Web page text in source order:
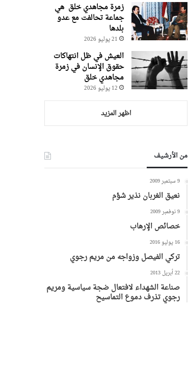
زمرة مجاهدي خلق هي
جماعة تحالفت مع عدو
بلدها
21 يوليو 2026
العيش في ظل انتهاكات
حقوق الإنسان في زمرة
مجاهدي خلق
12 يوليو 2026
اظهر المزيد
من الأرشيف
9 سبتمبر 2009
نعيق الغربان نذير شؤم
9 نوفمبر 2009
خصائص الإرهاب
16 يوليو 2016
تركي الفيصل وزواجه من مريم رجوي
22 أبريل 2013
صناعة الشهداء لافتعال ضجة سياسية ومريم
رجوي تذرف دموع التماسيح